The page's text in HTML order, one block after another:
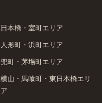
日本橋・室町エリア
人形町・浜町エリア
兜町・茅場町エリア
横山・馬喰町・東日本橋エリ
ア